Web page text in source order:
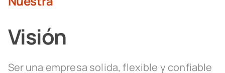
Visión
Ser una empresa solida, flexible y confiable